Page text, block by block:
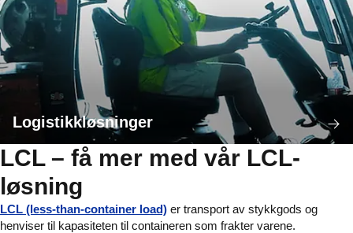
Logistikkløsninger
LCL – få mer med vår LCL-
løsning
LCL (less-than-container load) er transport av stykkgods og
henviser til kapasiteten til containeren som frakter varene.